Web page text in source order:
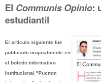
El Communis Opinio:
estudiantil
El artículo siguiente fue
publicado originalmente en
el boletín informativo
institucional "Pucmm